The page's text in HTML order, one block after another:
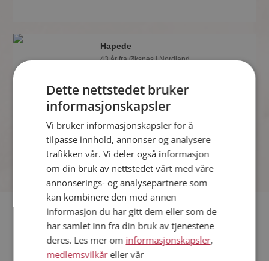
Hapede
43 år fra Øksnes i Nordland
Tror du Hapede har et fotoalbum på
Møteplassen? Bli medlem og se selv.
Det finnes tusener av fotoalbum med
spennende bilder på sidene.
Hvis du søker dating i Øksnes har du kommet til riktig sted.
På Møteplassen kan du bli medlem og søke blant tusenvis av
datinginteresserte single i Øksnes
Dette nettstedet bruker
informasjonskapsler
Vi bruker informasjonskapsler for å
tilpasse innhold, annonser og analysere
trafikken vår. Vi deler også informasjon
om din bruk av nettstedet vårt med våre
annonserings- og analysepartnere som
kan kombinere den med annen
informasjon du har gitt dem eller som de
har samlet inn fra din bruk av tjenestene
deres. Les mer om informasjonskapsler,
medlemsvilkåreller vår